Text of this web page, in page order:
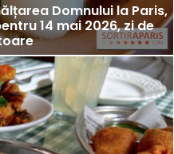
Domnului la Paris,
14 mai 2026, zi de